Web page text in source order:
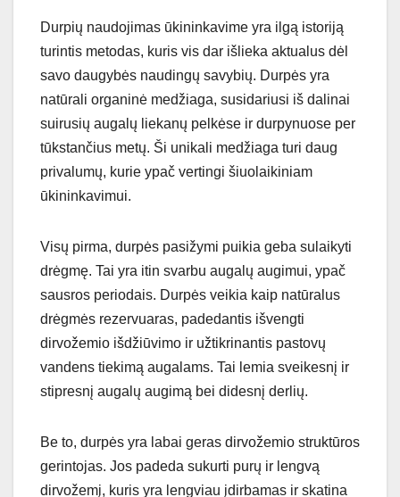
Durpių naudojimas ūkininkavime yra ilgą istoriją
turintis metodas, kuris vis dar išlieka aktualus dėl
savo daugybės naudingų savybių. Durpės yra
natūrali organinė medžiaga, susidariusi iš dalinai
suirusių augalų liekanų pelkėse ir durpynuose per
tūkstančius metų. Ši unikali medžiaga turi daug
privalumų, kurie ypač vertingi šiuolaikiniam
ūkininkavimui.
Visų pirma, durpės pasižymi puikia geba sulaikyti
drėgmę. Tai yra itin svarbu augalų augimui, ypač
sausros periodais. Durpės veikia kaip natūralus
drėgmės rezervuaras, padedantis išvengti
dirvožemio išdžiūvimo ir užtikrinantis pastovų
vandens tiekimą augalams. Tai lemia sveikesnį ir
stipresnį augalų augimą bei didesnį derlių.
Be to, durpės yra labai geras dirvožemio struktūros
gerintojas. Jos padeda sukurti purų ir lengvą
dirvožemį, kuris yra lengviau įdirbamas ir skatina